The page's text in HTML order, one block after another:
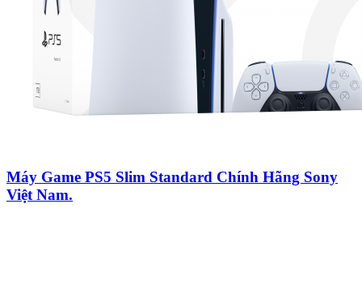
Máy Game PS5 Slim Standard Chính Hãng Sony
Việt Nam.